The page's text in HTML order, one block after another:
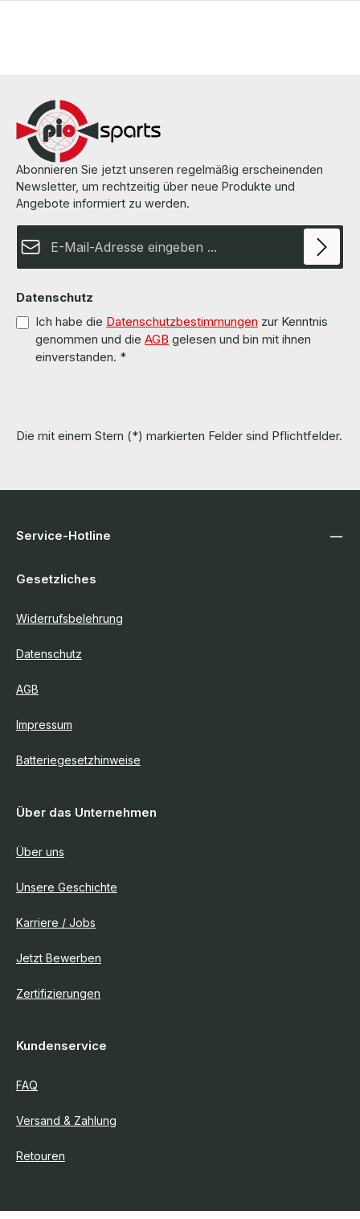
Abonnieren Sie jetzt unseren regelmäßig erscheinenden
Newsletter, um rechtzeitig über neue Produkte und
Angebote informiert zu werden.
Datenschutz
Ich habe die Datenschutzbestimmungen zur Kenntnis
genommen und die AGB gelesen und bin mit ihnen
einverstanden. *
Die mit einem Stern (*) markierten Felder sind Pflichtfelder.
Service-Hotline
Gesetzliches
Widerrufsbelehrung
Datenschutz
AGB
Impressum
Batteriegesetzhinweise
Über das Unternehmen
Über uns
Unsere Geschichte
Karriere / Jobs
Jetzt Bewerben
Zertifizierungen
Kundenservice
FAQ
Versand & Zahlung
Retouren